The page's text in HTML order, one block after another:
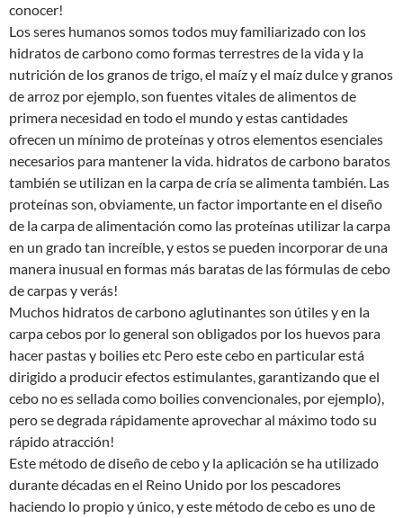
conocer!
Los seres humanos somos todos muy familiarizado con los
hidratos de carbono como formas terrestres de la vida y la
nutrición de los granos de trigo, el maíz y el maíz dulce y granos
de arroz por ejemplo, son fuentes vitales de alimentos de
primera necesidad en todo el mundo y estas cantidades
ofrecen un mínimo de proteínas y otros elementos esenciales
necesarios para mantener la vida. hidratos de carbono baratos
también se utilizan en la carpa de cría se alimenta también. Las
proteínas son, obviamente, un factor importante en el diseño
de la carpa de alimentación como las proteínas utilizar la carpa
en un grado tan increíble, y estos se pueden incorporar de una
manera inusual en formas más baratas de las fórmulas de cebo
de carpas y verás!
Muchos hidratos de carbono aglutinantes son útiles y en la
carpa cebos por lo general son obligados por los huevos para
hacer pastas y boilies etc Pero este cebo en particular está
dirigido a producir efectos estimulantes, garantizando que el
cebo no es sellada como boilies convencionales, por ejemplo),
pero se degrada rápidamente aprovechar al máximo todo su
rápido atracción!
Este método de diseño de cebo y la aplicación se ha utilizado
durante décadas en el Reino Unido por los pescadores
haciendo lo propio y único, y este método de cebo es uno de